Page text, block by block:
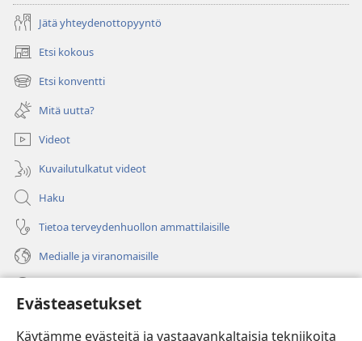
Evästeasetukset
Käytämme evästeitä ja vastaavankaltaisia tekniikoita
Jätä yhteydenottopyyntö
Etsi kokous
(avaa
uuden
ikkunan)
Etsi konventti
(avaa
uuden
ikkunan)
Mitä uutta?
Videot
Kuvailutulkatut videot
Haku
Tietoa terveydenhuollon ammattilaisille
Medialle ja viranomaisille
(avaa